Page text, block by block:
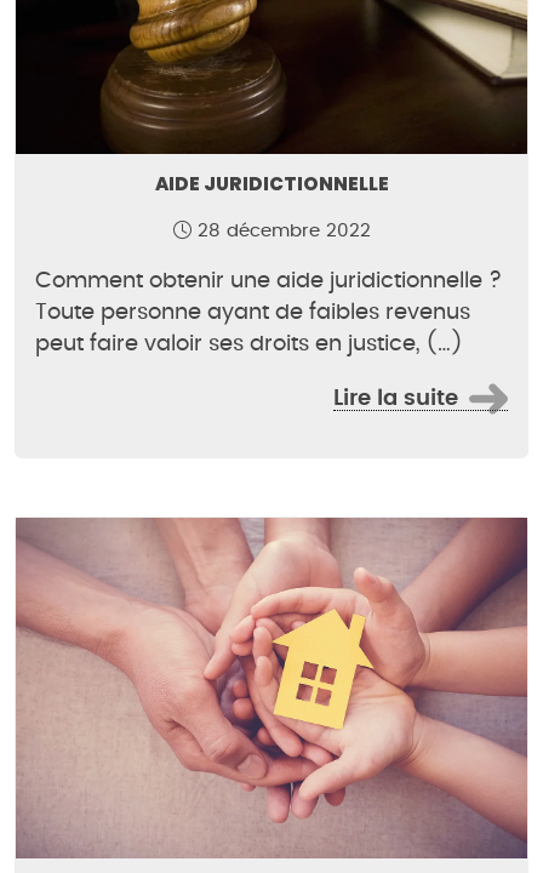
AIDE JURIDICTIONNELLE
28 décembre 2022
Comment obtenir une aide juridictionnelle ?
Toute personne ayant de faibles revenus
peut faire valoir ses droits en justice, (…)
Lire la suite